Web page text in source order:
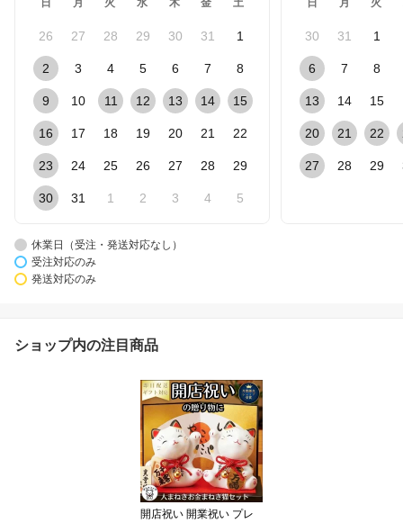
日 月 火 水 木 金 土
26 27 28 29 30 31 1
2 3 4 5 6 7 8
9 10 11 12 13 14 15
16 17 18 19 20 21 22
23 24 25 26 27 28 29
30 31 1 2 3 4 5
日 月 火
30 31 1
6 7 8
13 14 15
20 21 22
27 28 29
休業日（受注・発送対応なし）
受注対応のみ
発送対応のみ
ショップ内の注目商品
開店祝い 開業祝い プレ